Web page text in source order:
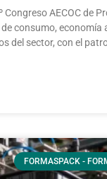
Congreso AECOC de
consumo, economía
del sector, con el
FORMASPACK -